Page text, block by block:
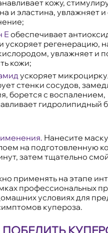
кожу,
и эластина, увлажняет
Е обеспечивает
ускоряет регенерацию,
увлажняет и
кожи;
ускоряет
стенки сосудов,
борется с воспалением,
гидролипидный
Нанесите
на подготовленную
затем тщательно
применять на этапе
профессиональных
условиях для
купероза.